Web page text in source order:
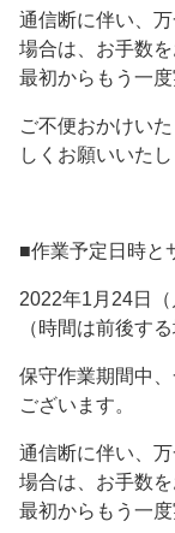
通信断に伴い、
場合は、お手数
最初からもう一
ご不便おかけい
しくお願いいたし
■作業予定日時と
2022年1月24日
（時間は前後す
保守作業期間中
ございます。
通信断に伴い、
場合は、お手数
最初からもう一